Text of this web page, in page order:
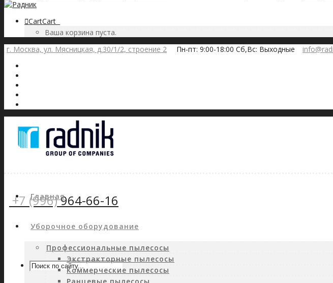
CartCart
Ваша корзина пуста.
г. Москва, ул. Мясницкая, д.30/1/2, строение 2
Пн-пт: 9:00-18:00 Сб,Вс: Выходные
+7 (996)964-66-16
Главная
Уборочное оборудование
Профессиональные пылесосы
Экстракторные пылесосы
Коммерческие пылесосы